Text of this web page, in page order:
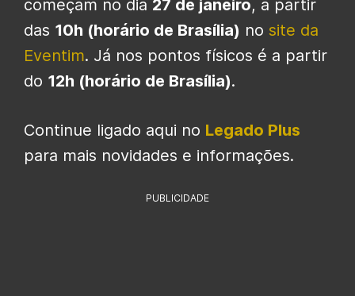
começam no dia 27 de janeiro, a partir
das 10h (horário de Brasília) no site da
Eventim. Já nos pontos físicos é a partir
do 12h (horário de Brasília).
Continue ligado aqui no Legado Plus
para mais novidades e informações.
PUBLICIDADE